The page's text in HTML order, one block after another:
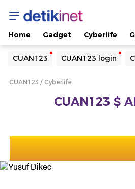
Home Gadget Cyberlife
CUAN123 CUAN123 login
Yang sedang ramai dicari
Loading...
CUAN123 Cyberlife
CUAN123 $